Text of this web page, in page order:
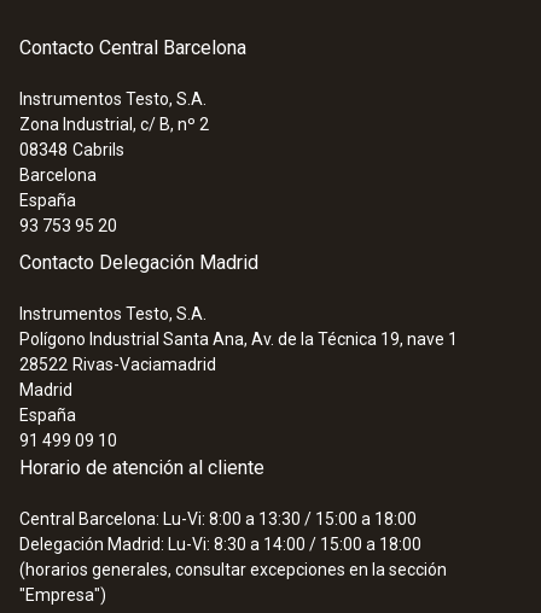
Contacto Central Barcelona
Instrumentos Testo, S.A.
Zona Industrial, c/ B, nº 2
08348 Cabrils
Barcelona
España
93 753 95 20
Contacto Delegación Madrid
Instrumentos Testo, S.A.
Polígono Industrial Santa Ana, Av. de la Técnica 19, nave 1
28522 Rivas-Vaciamadrid
Madrid
España
91 499 09 10
Horario de atención al cliente
Central Barcelona: Lu-Vi: 8:00 a 13:30 / 15:00 a 18:00
Delegación Madrid: Lu-Vi: 8:30 a 14:00 / 15:00 a 18:00
(horarios generales, consultar excepciones en la sección
"Empresa")